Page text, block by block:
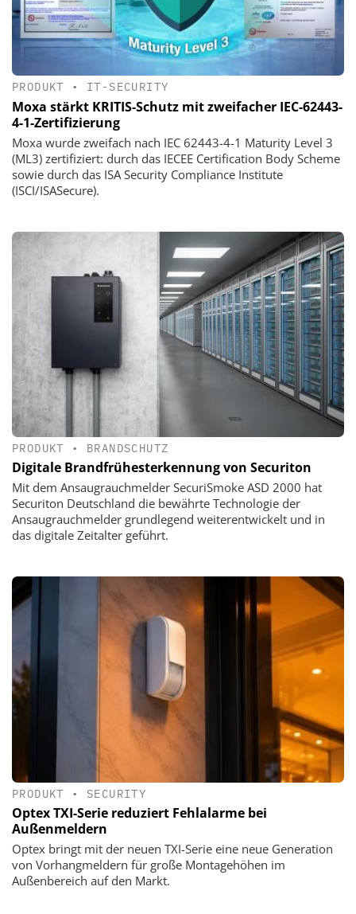
PRODUKT • IT-SECURITY
Moxa stärkt KRITIS-Schutz mit zweifacher IEC-62443-
4-1-Zertifizierung
Moxa wurde zweifach nach IEC 62443-4-1 Maturity Level 3
(ML3) zertifiziert: durch das IECEE Certification Body Scheme
sowie durch das ISA Security Compliance Institute
(ISCI/ISASecure).
PRODUKT • BRANDSCHUTZ
Digitale Brandfrühesterkennung von Securiton
Mit dem Ansaugrauchmelder SecuriSmoke ASD 2000 hat
Securiton Deutschland die bewährte Technologie der
Ansaugrauchmelder grundlegend weiterentwickelt und in
das digitale Zeitalter geführt.
PRODUKT • SECURITY
Optex TXI-Serie reduziert Fehlalarme bei
Außenmeldern
Optex bringt mit der neuen TXI-Serie eine neue Generation
von Vorhangmeldern für große Montagehöhen im
Außenbereich auf den Markt.